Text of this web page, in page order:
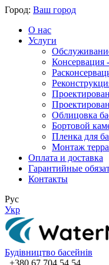
Город: Ваш город
О нас
Услуги
Консервация
​Облицовка
Бортовой
Пленка для
Монтаж
Оплата и доставка
Гарантийные
Контакты
Рус
Укр
Будівництво басейнів
+380 67 704 54 54